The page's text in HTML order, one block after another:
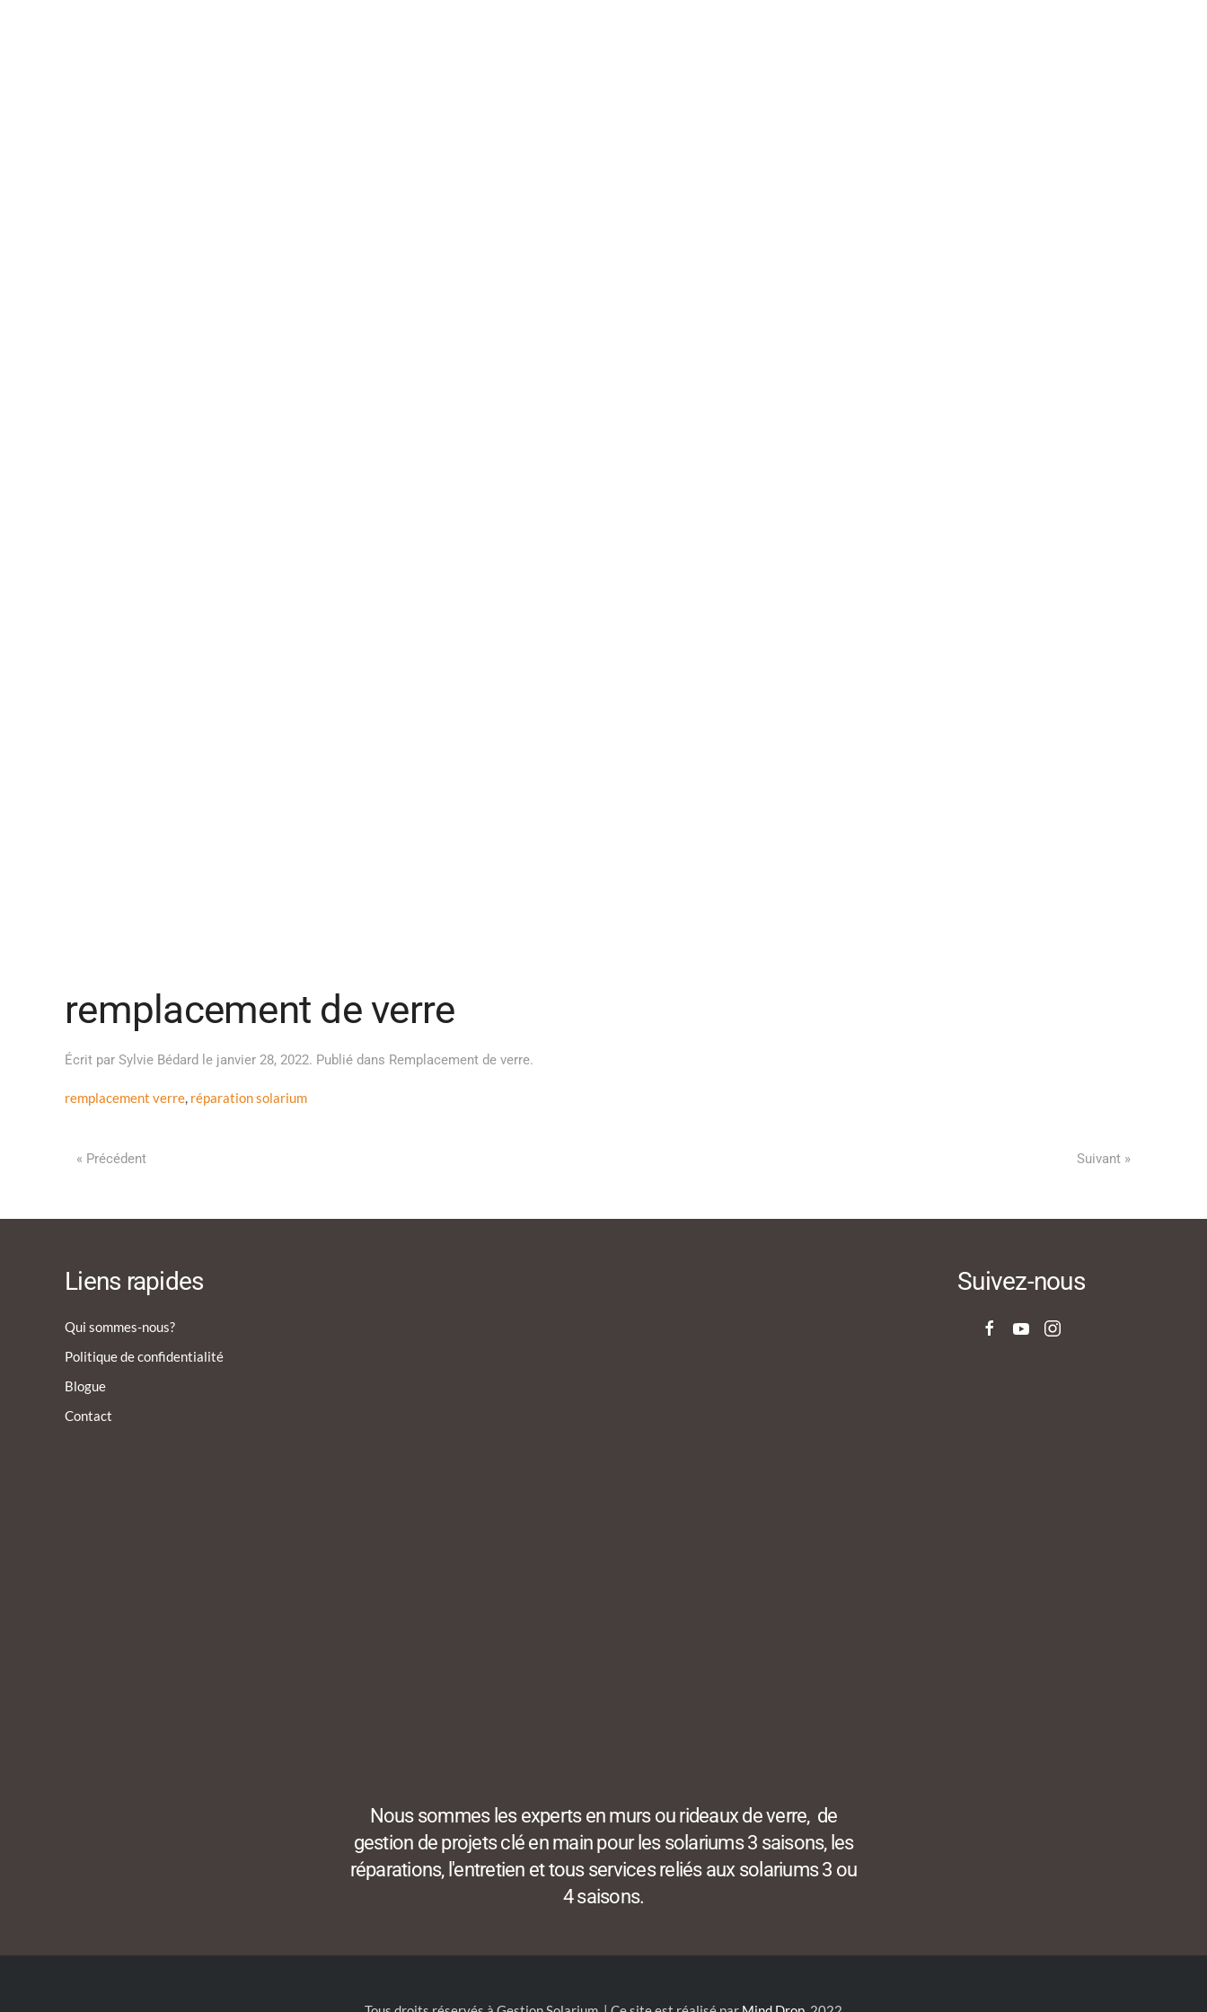
remplacement de verre
Écrit par Sylvie Bédard le janvier 28, 2022. Publié dans Remplacement de verre.
remplacement verre, réparation solarium
« Précédent Suivant »
Liens rapides
Qui sommes-nous?
Politique de confidentialité
Blogue
Contact
Nous sommes les experts en murs ou rideaux de verre, de
gestion de projets clé en main pour les solariums 3 saisons, les
réparations, l'entretien et tous services reliés aux solariums 3 ou
4 saisons.
Suivez-nous